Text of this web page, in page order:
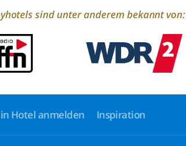
sind unter anderem bekannt von:
Hotel anmelden Inspiration